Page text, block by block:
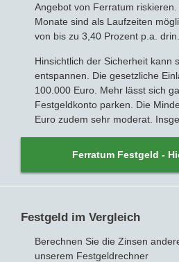
Angebot von Ferratum
Monate sind als Laufzeiten
von bis zu 3,40 Prozent p.a. drin.
Hinsichtlich der Sicherheit kann
entspannen. Die gesetzliche
100.000 Euro. Mehr lässt sich
Festgeldkonto parken. Die
Euro zudem sehr moderat.
Ferratum Festgeld -
Festgeld im Vergleich
Berechnen Sie die Zinsen
unserem Festgeldrechner